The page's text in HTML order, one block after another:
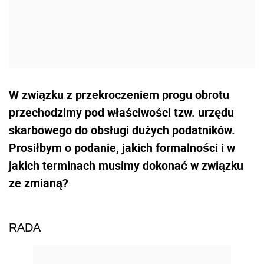
W związku z przekroczeniem progu obrotu
przechodzimy pod właściwości tzw. urzędu
skarbowego do obsługi dużych podatników.
Prosiłbym o podanie, jakich formalności i w
jakich terminach musimy dokonać w związku
ze zmianą?
RADA